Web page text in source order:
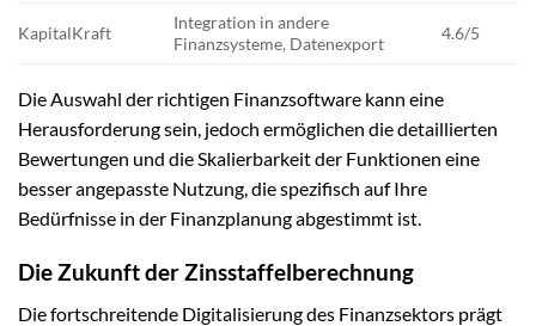
KapitalKraft
Integration in andere
Finanzsysteme, Datenexport
4.6/5
Die Auswahl der richtigen Finanzsoftware kann eine
Herausforderung sein, jedoch ermöglichen die detaillierten
Bewertungen und die Skalierbarkeit der Funktionen eine
besser angepasste Nutzung, die spezifisch auf Ihre
Bedürfnisse in der Finanzplanung abgestimmt ist.
Die Zukunft der Zinsstaffelberechnung
Die fortschreitende Digitalisierung des Finanzsektors prägt